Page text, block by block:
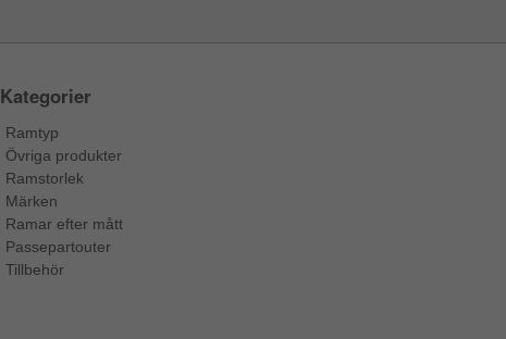
Kategorier
Ramtyp
Övriga produkter
Ramstorlek
Märken
Ramar efter mått
Passepartouter
Tillbehör